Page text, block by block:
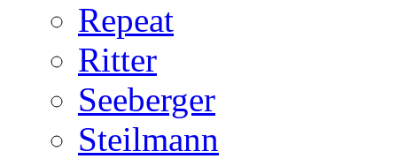
Repeat
Ritter
Seeberger
Steilmann